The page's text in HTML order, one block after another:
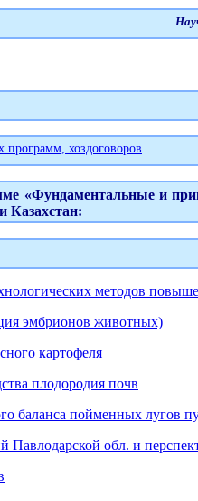
хоздоговоров
«Фундаментальные и
Казахстан:
методов
эмбрионов животных)
картофеля
плодородия почв
баланса пойменных лугов
Павлодарской обл. и